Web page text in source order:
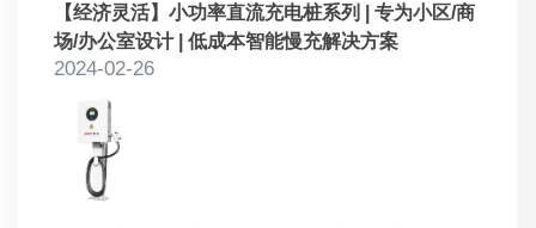
【经济灵活】小功率直流充电桩系列 | 专为小区/商
场/办公室设计 | 低成本智能慢充解决方案
2024-02-26